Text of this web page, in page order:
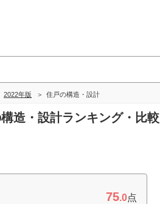
2022年版 住戸の構造・設計
造・設計ランキング・比較
75.0点